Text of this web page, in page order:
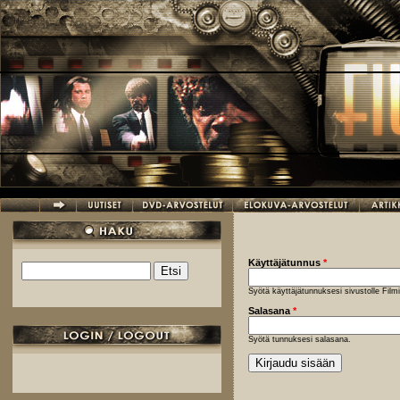
Hyppää pääsisältöön
Hakulomake
Käyttäjätunnus *
Syötä käyttäjätunnuksesi sivustolle
Salasana *
Syötä tunnuksesi salasana.